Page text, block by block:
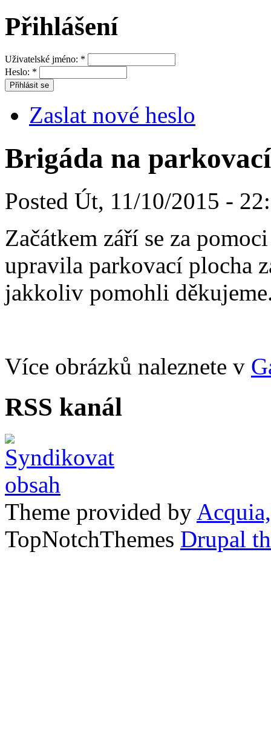
Přihlášení
Uživatelské jméno: *
Heslo: *
Zaslat nové heslo
Brigáda na
Posted Út, 11/10/2015 -
Začátkem září se za
upravila parkovací plocha
jakkoliv pomohli
Více obrázků naleznete v
RSS kanál
Theme provided by
TopNotchThemes Drupal